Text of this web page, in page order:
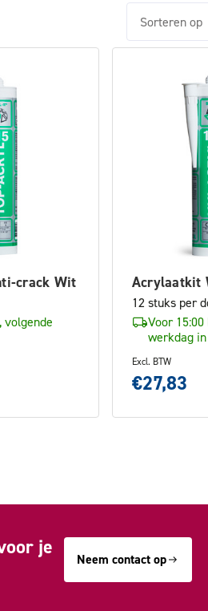
Sorteren op
crack Wit
volgende
Acrylaatkit
12 stuks per
Voor
werkdag
Excl. BTW
€27,83
je
Neem contact op